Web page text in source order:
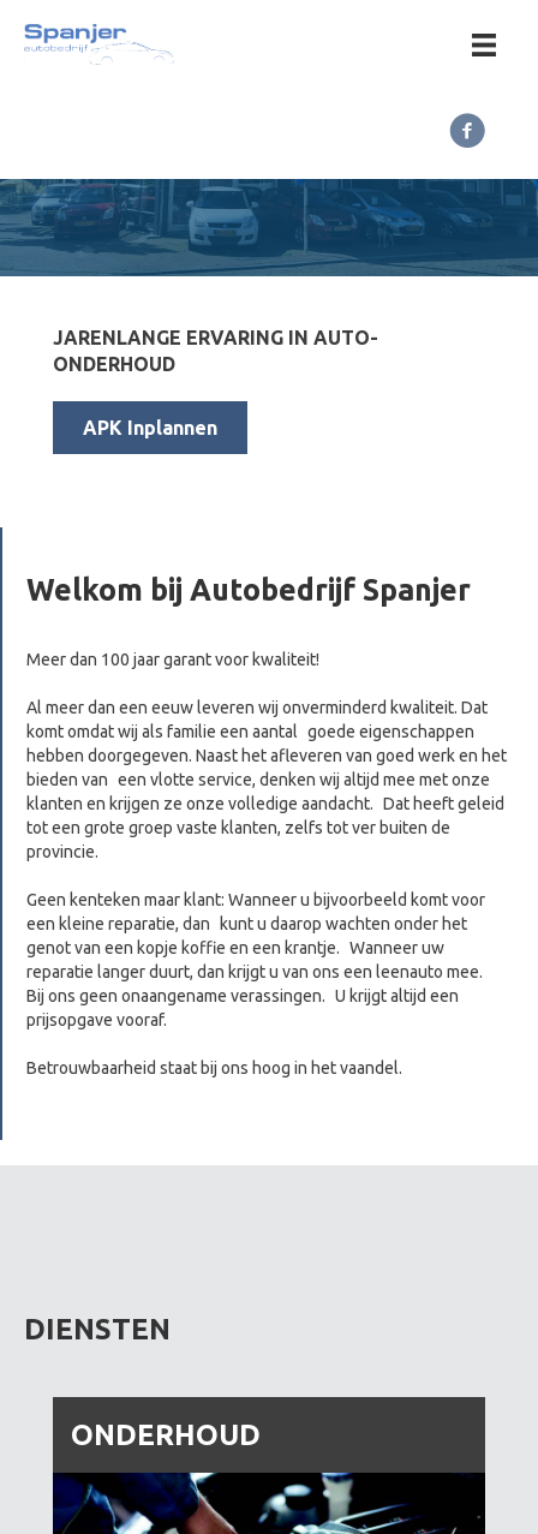
JARENLANGE ERVARING IN AUTO-
ONDERHOUD
APK Inplannen
Welkom bij Autobedrijf Spanjer
Meer dan 100 jaar garant voor kwaliteit!
Al meer dan een eeuw leveren wij onverminderd kwaliteit. Dat
komt omdat wij als familie een aantal goede eigenschappen
hebben doorgegeven. Naast het afleveren van goed werk en het
bieden van een vlotte service, denken wij altijd mee met onze
klanten en krijgen ze onze volledige aandacht. Dat heeft geleid
tot een grote groep vaste klanten, zelfs tot ver buiten de
provincie.
Geen kenteken maar klant: Wanneer u bijvoorbeeld komt voor
een kleine reparatie, dan kunt u daarop wachten onder het
genot van een kopje koffie en een krantje. Wanneer uw
reparatie langer duurt, dan krijgt u van ons een leenauto mee.
Bij ons geen onaangename verassingen. U krijgt altijd een
prijsopgave vooraf.
Betrouwbaarheid staat bij ons hoog in het vaandel.
DIENSTEN
ONDERHOUD